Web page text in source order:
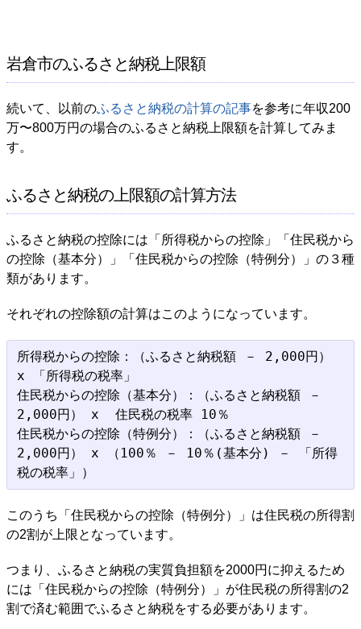
岩倉市のふるさと納税上限額
続いて、以前のふるさと納税の計算の記事を参考に年収200
万〜800万円の場合のふるさと納税上限額を計算してみま
す。
ふるさと納税の上限額の計算方法
ふるさと納税の控除には「所得税からの控除」「住民税から
の控除（基本分）」「住民税からの控除（特例分）」の３種
類があります。
それぞれの控除額の計算はこのようになっています。
所得税からの控除：（ふるさと納税額 － 2,000円）
x 「所得税の税率」
住民税からの控除（基本分）：（ふるさと納税額 －
2,000円） x  住民税の税率 10％
住民税からの控除（特例分）：（ふるさと納税額 －
2,000円） x （100％ － 10％(基本分) － 「所得
このうち「住民税からの控除（特例分）」は住民税の所得割
の2割が上限となっています。
つまり、ふるさと納税の実質負担額を2000円に抑えるため
には「住民税からの控除（特例分）」が住民税の所得割の2
割で済む範囲でふるさと納税をする必要があります。